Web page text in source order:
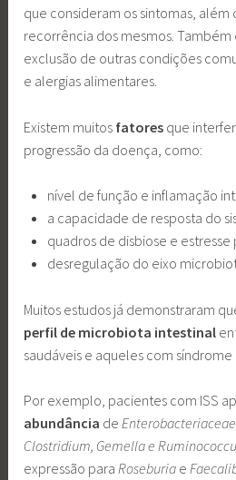
que consideram os sintomas, além
recorrência dos mesmos.
exclusão de outras condições
e alergias alimentares.
Existem muitos fatores que
progressão da doença, como:
nível de função e inflamação
a capacidade de resposta do
quadros de disbiose e
desregulação do eixo
Muitos estudos já demonstraram
perfil de microbiota intestinal
saudáveis e aqueles com síndrome
Por exemplo, pacientes com ISS
abundância de
Clostridium, Gemella e
expressão paraRoseburia e